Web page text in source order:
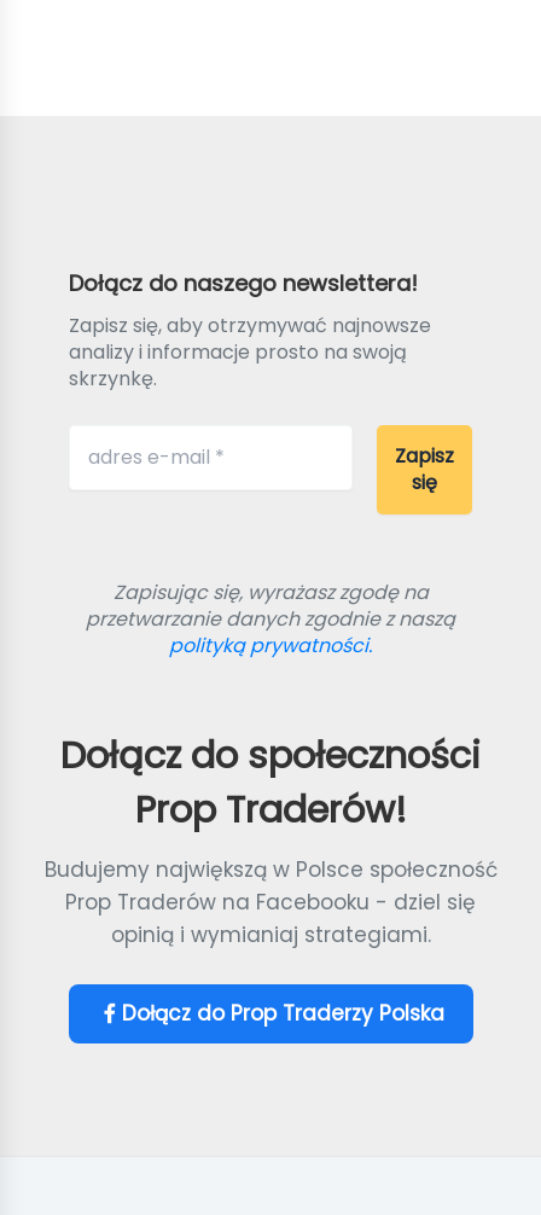
Dołącz do naszego newslettera!
Zapisz się, aby otrzymywać najnowsze
analizy i informacje prosto na swoją
skrzynkę.
Zapisując się, wyrażasz zgodę na
przetwarzanie danych zgodnie z naszą
polityką prywatności.
Dołącz do społeczności
Prop Traderów!
Budujemy największą w Polsce społeczność
Prop Traderów na Facebooku - dziel się
opinią i wymianiaj strategiami.
Dołącz do Prop Traderzy Polska